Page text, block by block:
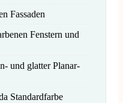
Fassaden
Fenstern und
und glatter Planar-
Standardfarbe